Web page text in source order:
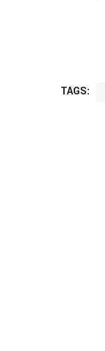
TAGS: